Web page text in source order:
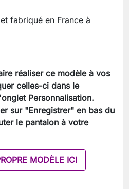
fabriqué en France à
réaliser ce modèle à vos
celles-ci dans le
Personnalisation.
sur "Enregistrer" en bas du
le pantalon à votre
MODÈLE ICI